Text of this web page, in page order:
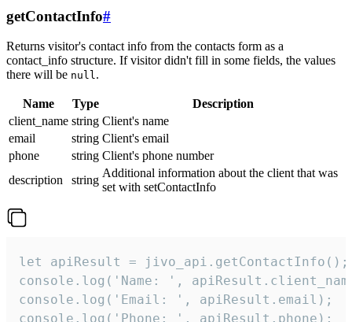
getContactInfo#
Returns visitor's contact info from the contacts form as a
contact_info structure. If visitor didn't fill in some fields, the values
there will be null.
Name Type
Description
client_name string Client's name
email
string Client's email
phone
string Client's phone number
description
string
Additional information about the client that was
set with setContactInfo
let apiResult = jivo_api.getContactInfo();
console.log('Name: ',
console.log('Email: ', apiResult.email);
console.log('Phone: ', apiResult.phone);